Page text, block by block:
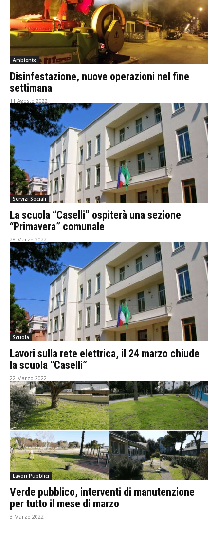
Ambiente
Disinfestazione, nuove operazioni nel fine
settimana
11 Agosto 2022
Servizi Sociali
La scuola “Caselli” ospiterà una sezione
“Primavera” comunale
28 Marzo 2022
Scuola
Lavori sulla rete elettrica, il 24 marzo chiude
la scuola “Caselli”
22 Marzo 2022
Lavori Pubblici
Verde pubblico, interventi di manutenzione
per tutto il mese di marzo
3 Marzo 2022